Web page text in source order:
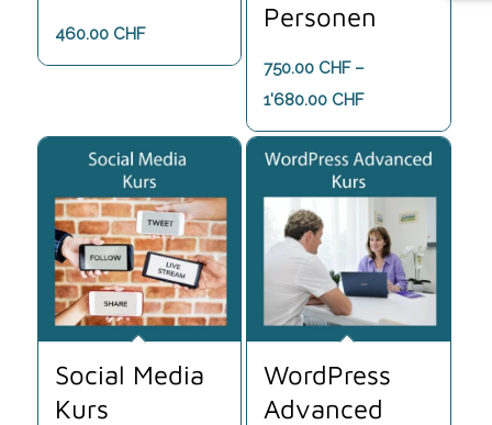
460.00 CHF
Personen
750.00 CHF –
1'680.00 CHFPreisspanne:
750.00 CHF
bis
1'680.00 CHF
Social Media
Kurs
WordPress
Advanced